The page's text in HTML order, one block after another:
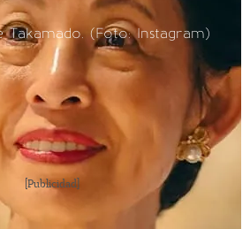
Takamado. (Foto: Instagram)
[Publicidad]